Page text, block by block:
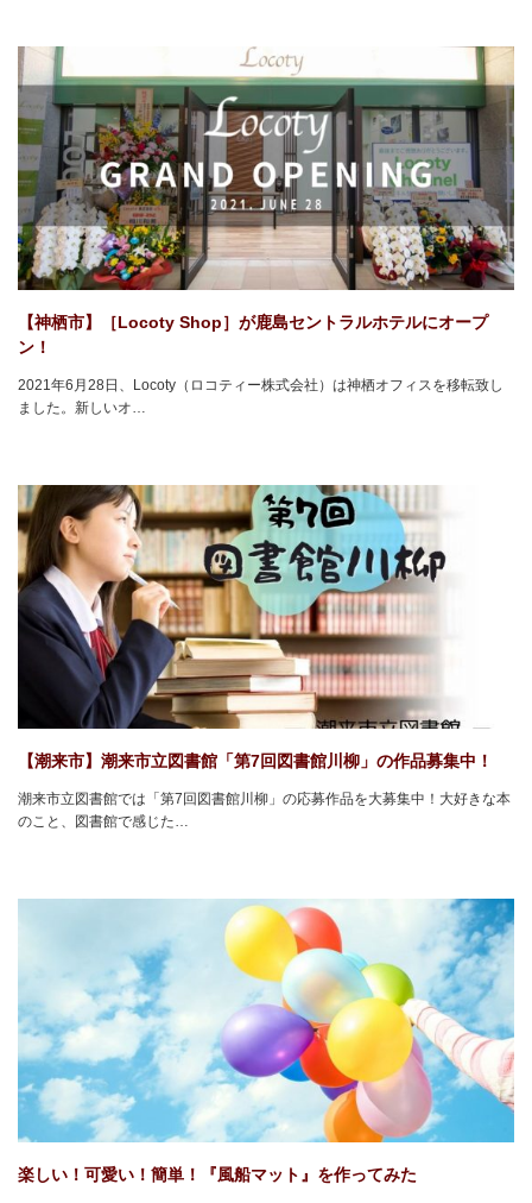
【神栖市】［Locoty Shop］が鹿島セントラルホテルにオープ
ン！
2021年6月28日、Locoty（ロコティー株式会社）は神栖オフィスを移転致し
ました。新しいオ…
【潮来市】潮来市立図書館「第7回図書館川柳」の作品募集中！
潮来市立図書館では「第7回図書館川柳」の応募作品を大募集中！大好きな本
のこと、図書館で感じた…
楽しい！可愛い！簡単！『風船マット』を作ってみた